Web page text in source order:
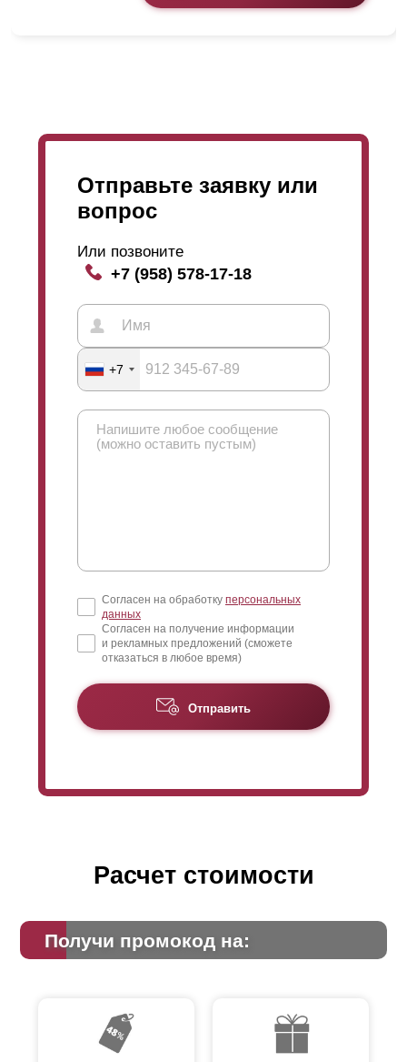
Отправьте заявку или
вопрос
Или позвоните
+7 (958) 578-17-18
+7
Согласен на обработку персональных
данных
Согласен на получение информации
и рекламных предложений (сможете
отказаться в любое время)
Отправить
Расчет стоимости
Получи промокод на: